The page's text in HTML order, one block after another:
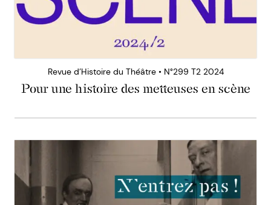
Revue d’Histoire du Théâtre • N°299 T2 2024
Pour une histoire des metteuses en scène